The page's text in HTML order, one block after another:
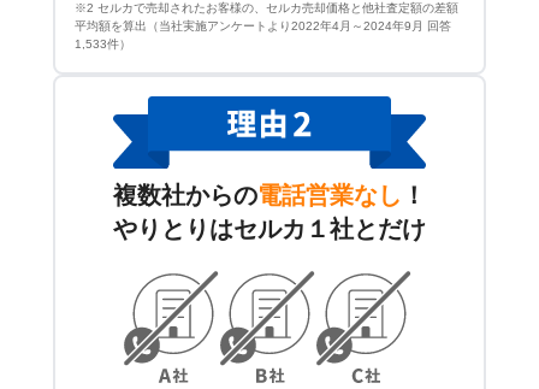
※2 セルカで売却されたお客様の、セルカ売却価格と他社査定額の差額
平均額を算出（当社実施アンケートより2022年4月～2024年9月 回答
1,533件）
複数社からの電話営業なし ！
やりとりはセルカ１社とだけ